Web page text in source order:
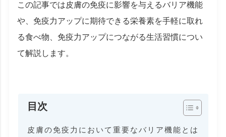
この記事では皮膚の免疫に影響を与えるバリア機能
や、免疫力アップに期待できる栄養素を手軽に取れ
る食べ物、免疫力アップにつながる生活習慣につい
て解説します。
目次
皮膚の免疫力において重要なバリア機能とは